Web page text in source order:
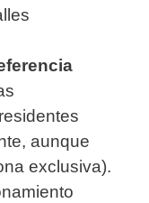
aunque
exclusiva).